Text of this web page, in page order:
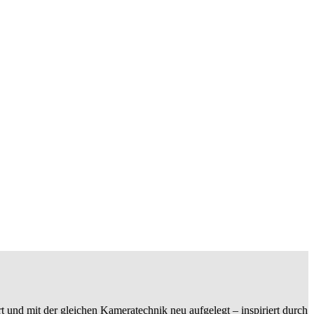
mit der gleichen Kameratechnik neu aufgelegt – inspiriert durch